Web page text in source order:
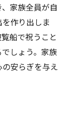
家族全員が自
作り出しま
船で祝うこと
しょう。家族
安らぎを与え